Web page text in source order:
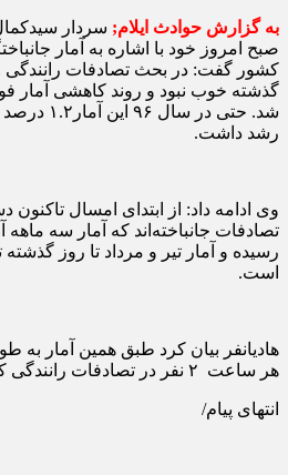
به گزارش حوادث ایلام; سردار
صبح امروز خود با اشاره به آمار
کشور گفت: در بحث تصادفات
گذشته خوب نبود و روند کاهشی آمار
رشد داشت.‌
تصادفات جانباخته‌اند که آمار سه ماهه
رسیده و آمار تیر و مرداد تا روز
است.
هر ساعت ۲ نفر در تصادفات رانندگی کشور جان‌باخته‌اند.
انتهای پیام/